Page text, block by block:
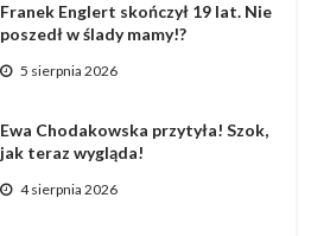
Franek Englert skończył 19 lat. Nie
poszedł w ślady mamy!?
5 sierpnia 2026
Ewa Chodakowska przytyła! Szok,
jak teraz wygląda!
4 sierpnia 2026